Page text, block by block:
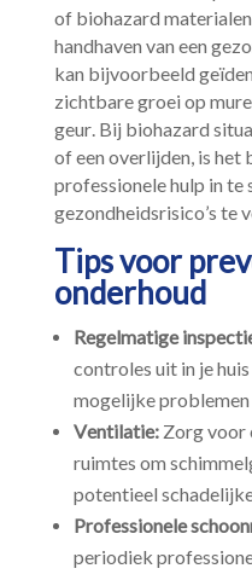
of biohazard
handhaven van een
kan bijvoorbeeld
zichtbare groei op
geur.​ Bij biohazard
of een overlijden, is
professionele hulp in te
gezondheidsrisico’s te
Tips voor
onderhoud
Regelmatige
controles uit in je
mogelijke
Ventilatie:Zorg voor
ruimtes om
potentieel
Professionele
periodiek